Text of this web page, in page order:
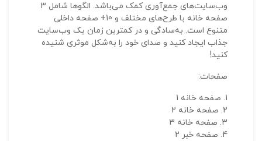
وب‌سایت‌های جمع‌آوری کمک می‌باشد. الگوها شامل 3
صفحه خانه با طرح‌های مختلف و 10+ صفحه داخلی
متنوع است. به‌سادگی و در کمترین زمان یک وب‌سایت
جذاب ایجاد کنید و صدای خود را به‌شکل موثری شنیده
کنید!
صفحات:
صفحه خانه 1
صفحه خانه 2
صفحه خانه 3
صفحه خبر 2